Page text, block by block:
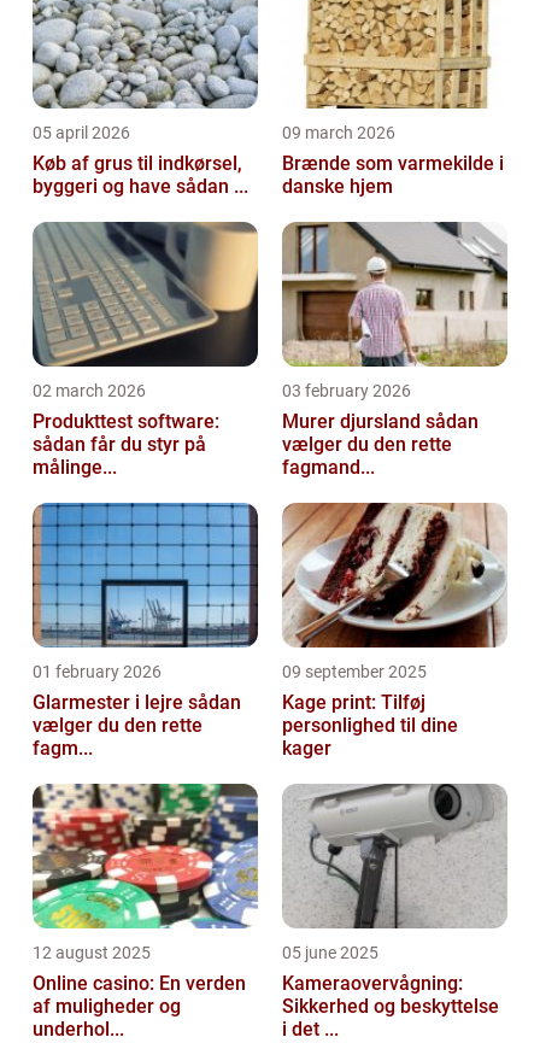
05 april 2026
Køb af grus til indkørsel,
byggeri og have sådan ...
09 march 2026
Brænde som varmekilde i
danske hjem
02 march 2026
Produkttest software:
sådan får du styr på
målinge...
03 february 2026
Murer djursland sådan
vælger du den rette
fagmand...
01 february 2026
Glarmester i lejre sådan
vælger du den rette
fagm...
09 september 2025
Kage print: Tilføj
personlighed til dine
kager
12 august 2025
Online casino: En verden
af muligheder og
underhol...
05 june 2025
Kameraovervågning:
Sikkerhed og beskyttelse
i det ...